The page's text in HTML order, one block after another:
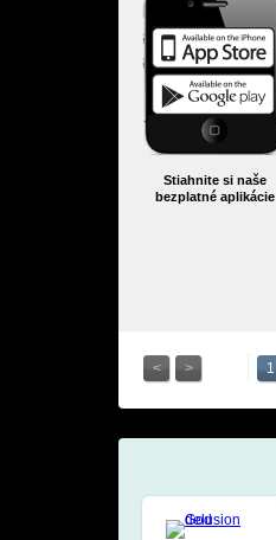
Stiahnite si naše
bezplatné aplikácie
< > 1